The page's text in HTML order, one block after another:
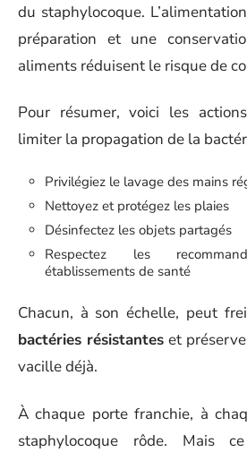
du staphylocoque.
préparation et une
aliments réduisent le risque de
Pour résumer, voici les
limiter la propagation de la
Privilégiez le lavage des mains
Nettoyez et protégez les plaies
Désinfectez les objets partagés
Respectez les
établissements de santé
Chacun, à son échelle, peut
bactéries résistantes et
vacille déjà.
À chaque porte franchie, à
staphylocoque rôde. Mais